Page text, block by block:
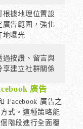
根據地理位置設
廣告範圍，強化
地曝光
過按讚、留言與
享建立社群關係
廣告
Facebook 廣告之
式。這種策略能
階段進行全面覆